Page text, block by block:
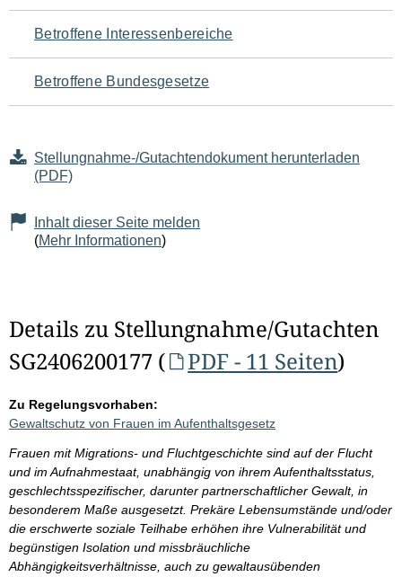
für
den
Seiteninhalt
Betroffene Interessenbereiche
Betroffene Bundesgesetze
Stellungnahme-/Gutachtendokument herunterladen
(PDF)
Inhalt dieser Seite melden
(Mehr Informationen)
Details zu Stellungnahme/Gutachten
SG2406200177 (
PDF - 11 Seiten)
Zu Regelungsvorhaben:
Gewaltschutz von Frauen im Aufenthaltsgesetz
Frauen mit Migrations- und Fluchtgeschichte sind auf der Flucht
und im Aufnahmestaat, unabhängig von ihrem Aufenthaltsstatus,
geschlechtsspezifischer, darunter partnerschaftlicher Gewalt, in
besonderem Maße ausgesetzt. Prekäre Lebensumstände und/oder
die erschwerte soziale Teilhabe erhöhen ihre Vulnerabilität und
begünstigen Isolation und missbräuchliche
Abhängigkeitsverhältnisse, auch zu gewaltausübenden